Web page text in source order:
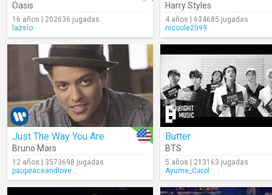
Oasis
16 años | 202636 jugadas
lazslo
Harry Styles
4 años | 634685 jugadas
nicoole2099
Just The Way You Are
Bruno Mars
12 años | 3573698 jugadas
paupeaceandlove
Butter
BTS
5 años | 213163 jugadas
Ayume_Carol